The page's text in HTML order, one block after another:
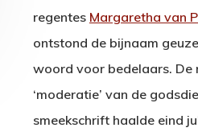
regentes Margaretha van
ontstond de bijnaam
woord voor bedelaars. De
‘moderatie’ van de
smeekschrift haalde eind